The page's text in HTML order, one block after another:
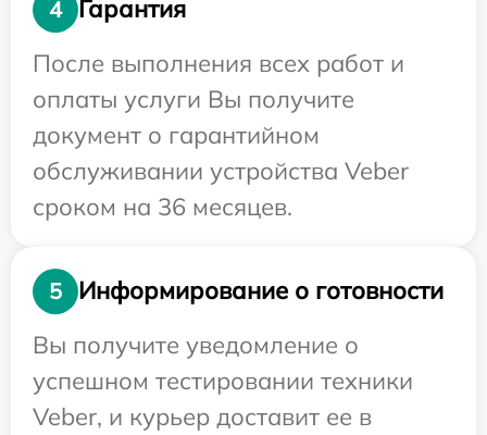
4
Гарантия
После выполнения всех работ и
оплаты услуги Вы получите
документ о гарантийном
обслуживании устройства Veber
сроком на 36 месяцев.
5
Информирование о готовности
Вы получите уведомление о
успешном тестировании техники
Veber, и курьер доставит ее в